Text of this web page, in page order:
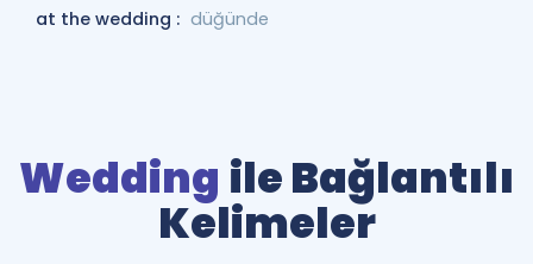
at the wedding : düğünde
Wedding ile Bağlantılı
Kelimeler